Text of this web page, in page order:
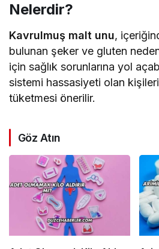
Nelerdir?
Kavrulmuş malt unu,
bulunan şeker ve gluten
için sağlık sorunlarına yol
sistemi hassasiyeti olan
tüketmesi önerilir.
Göz Atın